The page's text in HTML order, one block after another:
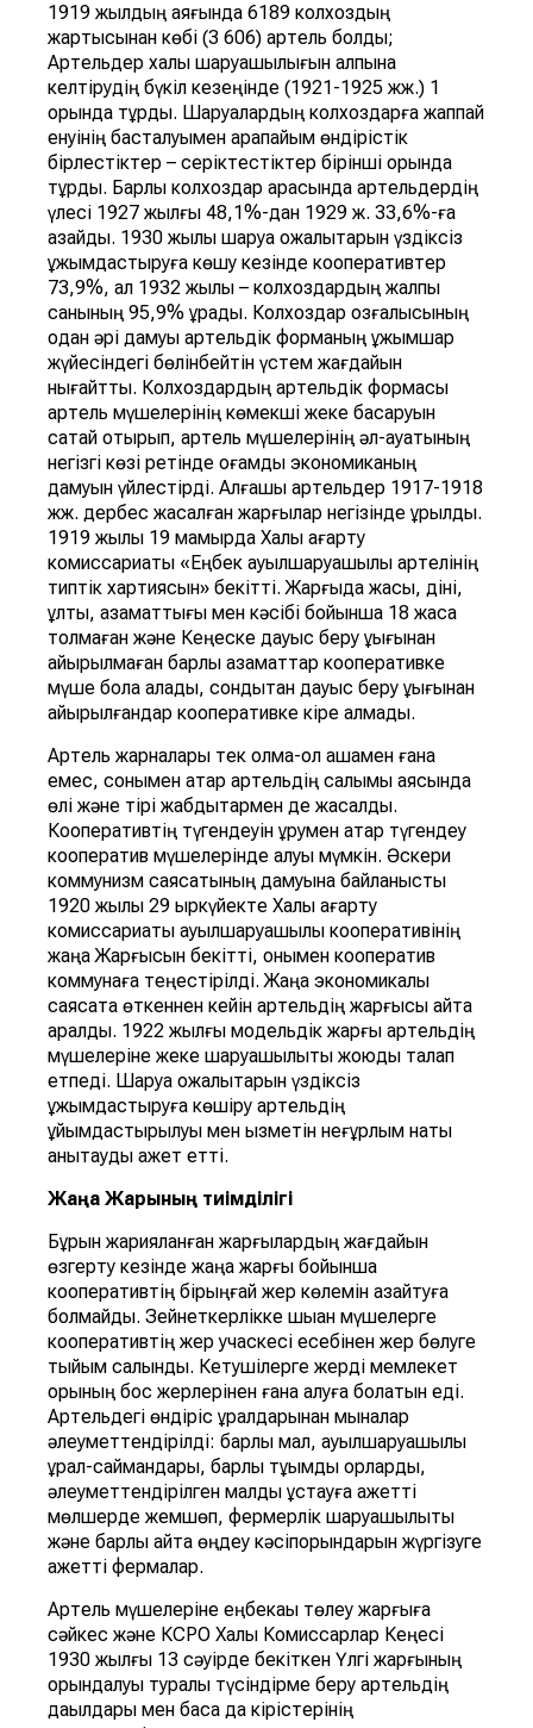
1919 жылдың аяғында 6189 колхоздың
жартысынан көбі (3 606) артель болды;
Артельдер халық шаруашылығын қалпына
келтірудің бүкіл кезеңінде (1921-1925 жж.) 1
орында тұрды. Шаруалардың колхоздарға жаппай
енуінің басталуымен қарапайым өндірістік
бірлестіктер – серіктестіктер бірінші орында
тұрды. Барлық колхоздар арасында артельдердің
үлесі 1927 жылғы 48,1%-дан 1929 ж. 33,6%-ға
азайды. 1930 жылы шаруа қожалықтарын үздіксіз
ұжымдастыруға көшу кезінде кооперативтер
73,9%, ал 1932 жылы – колхоздардың жалпы
санының 95,9% құрады. Колхоздар қозғалысының
одан әрі дамуы артельдік форманың ұжымшар
жүйесіндегі бөлінбейтін үстем жағдайын
нығайтты. Колхоздардың артельдік формасы
артель мүшелерінің көмекші жеке басқаруын
сақтай отырып, артель мүшелерінің әл-ауқатының
негізгі көзі ретінде қоғамдық экономиканың
дамуын үйлестірді. Алғашқы артельдер 1917-1918
жж. дербес жасалған жарғылар негізінде құрылды.
1919 жылы 19 мамырда Халық ағарту
комиссариаты «Еңбек ауылшаруашылық артелінің
типтік хартиясын» бекітті. Жарғыда жасы, діні,
ұлты, азаматтығы мен кәсібі бойынша 18 жасқа
толмаған және Кеңеске дауыс беру құқығынан
айырылмаған барлық азаматтар кооперативке
мүше бола алады, сондықтан дауыс беру құқығынан
айырылғандар кооперативке кіре алмады.
Артель жарналары тек қолма-қол ақшамен ғана
емес, сонымен қатар артельдің салымы аясында
өлі және тірі жабдықтармен де жасалды.
Кооперативтің түгендеуін құрумен қатар түгендеу
кооператив мүшелерінде қалуы мүмкін. Әскери
коммунизм саясатының дамуына байланысты
1920 жылы 29 қыркүйекте Халық ағарту
комиссариаты ауылшаруашылық кооперативінің
жаңа Жарғысын бекітті, онымен кооператив
коммунаға теңестірілді. Жаңа экономикалық
саясатқа өткеннен кейін артельдің жарғысы қайта
қаралды. 1922 жылғы модельдік жарғы артельдің
мүшелеріне жеке шаруашылықты жоюды талап
етпеді. Шаруа қожалықтарын үздіксіз
ұжымдастыруға көшіру артельдің
ұйымдастырылуы мен қызметін неғұрлым нақты
анықтауды қажет етті.
Жаңа Жарғының тиімділігі
Бұрын жарияланған жарғылардың жағдайын
өзгерту кезінде жаңа жарғы бойынша
кооперативтің бірыңғай жер көлемін азайтуға
болмайды. Зейнеткерлікке шыққан мүшелерге
кооперативтің жер учаскесі есебінен жер бөлуге
тыйым салынды. Кетушілерге жерді мемлекет
қорының бос жерлерінен ғана алуға болатын еді.
Артельдегі өндіріс құралдарынан мыналар
әлеуметтендірілді: барлық мал, ауылшаруашылық
құрал-саймандары, барлық тұқымдық қорларды,
әлеуметтендірілген малды ұстауға қажетті
мөлшерде жемшөп, фермерлік шаруашылықты
және барлық қайта өңдеу кәсіпорындарын жүргізуге
қажетті фермалар.
Артель мүшелеріне еңбекақы төлеу жарғыға
сәйкес және КСРО Халық Комиссарлар Кеңесі
1930 жылғы 13 сәуірде бекіткен Үлгі жарғының
орындалуы туралы түсіндірме беру артельдің
дақылдары мен басқа да кірістерінің